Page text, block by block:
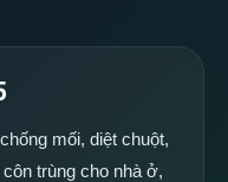
mối, diệt chuột,
trùng cho nhà ở,